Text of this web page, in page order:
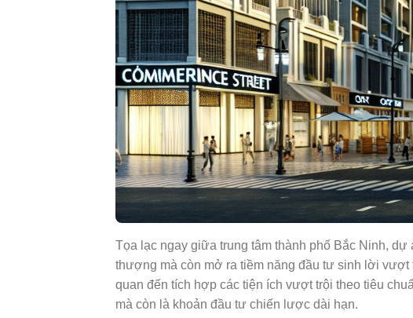
Tọa lạc ngay giữa trung tâm thành phố Bắc Ninh,
thượng mà còn mở ra tiềm năng đầu tư sinh lời
quan đến tích hợp các tiện ích vượt trội theo tiêu
mà còn là khoản đầu tư chiến lược dài hạn.